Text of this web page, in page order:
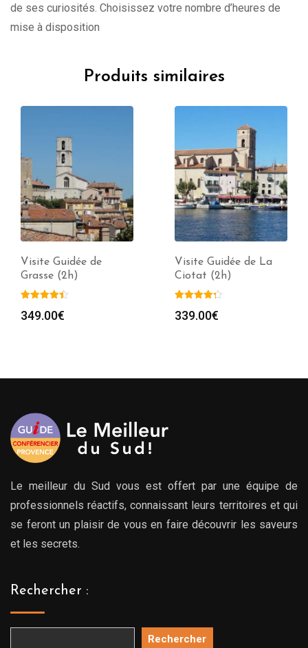
de ses curiosités. Choisissez votre nombre d’heures de
mise à disposition
Produits similaires
Visite Guidée de La
Ciotat (2h)
339.00€
Visite Guidée de Arles
(2h)
339.00€
Le meilleur du Sud vous est offert par une équipe de
professionnels réactifs, connaissant leurs territoires et qui
se feront un plaisir de vous en faire découvrir les saveurs
et les secrets.
Rechercher :
Rechercher